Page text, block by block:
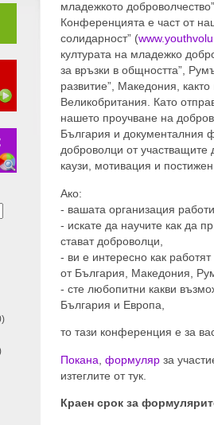
младежкото
Конференцията е част от
солидарност” (
културата на младежко
за връзки в общността”,
развитие”, Македония,
Великобритания. Като
нашето проучване на
България и документалния
доброволци от участващите
каузи, мотивация и
Ако:
- вашата организация
- искате да научите как да
стават доброволци,
- ви е интересно как
от България, Македония,
- сте любопитни какви
България и Европа,
то тази конференция е за
Покана формуляр за
изтеглите от тук.
Краен срок за